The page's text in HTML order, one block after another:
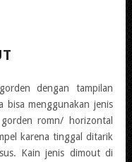
dengan tampilan
bisa menggunakan jenis
romn/ horizontal
karena tinggal ditarik
Kain jenis dimout di